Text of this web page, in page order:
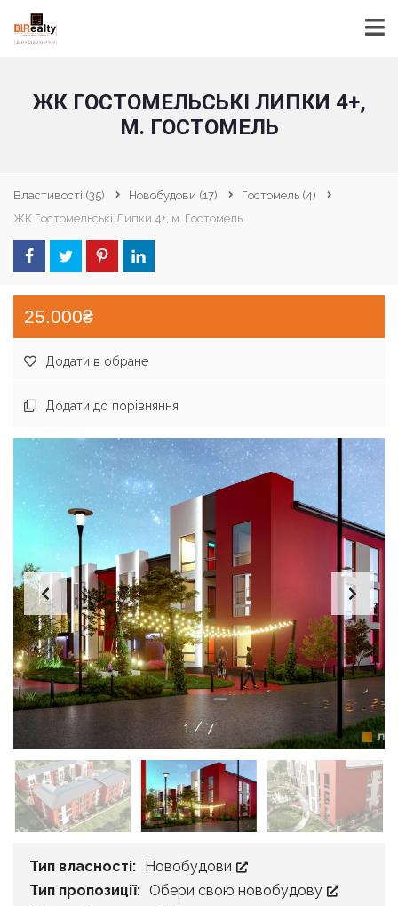
ЖК ГОСТОМЕЛЬСЬКІ ЛИПКИ 4+,
М. ГОСТОМЕЛЬ
Властивості (35) Новобудови (17) Гостомель (4)
ЖК Гостомельські Липки 4+, м. Гостомель
25.000₴
Додати в обране
Додати до порівняння
1/7
Тип власності:
Новобудови
Тип пропозиції: Обери свою новобудову